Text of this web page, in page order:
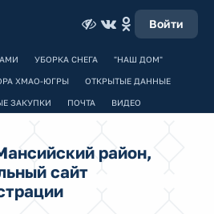
Войти
УБОРКА СНЕГА "НАШ ДОМ"
ХМАО-ЮГРЫ ОТКРЫТЫЕ ДАННЫЕ
ЗАКУПКИ ПОЧТА ВИДЕО
район,
сайт